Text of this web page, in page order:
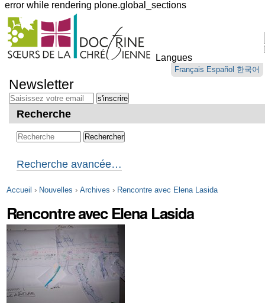
error while rendering plone.global_sections
Outils
personnels
Langues
Français Español 한국어
au
contenu.
Aller
navigation
Newsletter
Recherche
Recherche avancée…
Accueil › Nouvelles › Archives › Rencontre avec Elena Lasida
Rencontre avec Elena Lasida